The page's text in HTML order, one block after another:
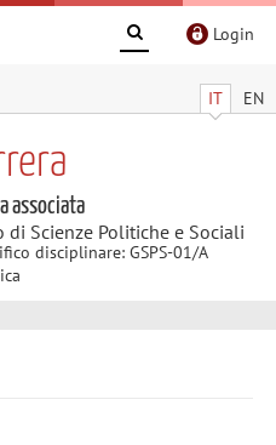
Login
IT EN
associata
di Scienze Politiche e Sociali
disciplinare: GSPS-01/A